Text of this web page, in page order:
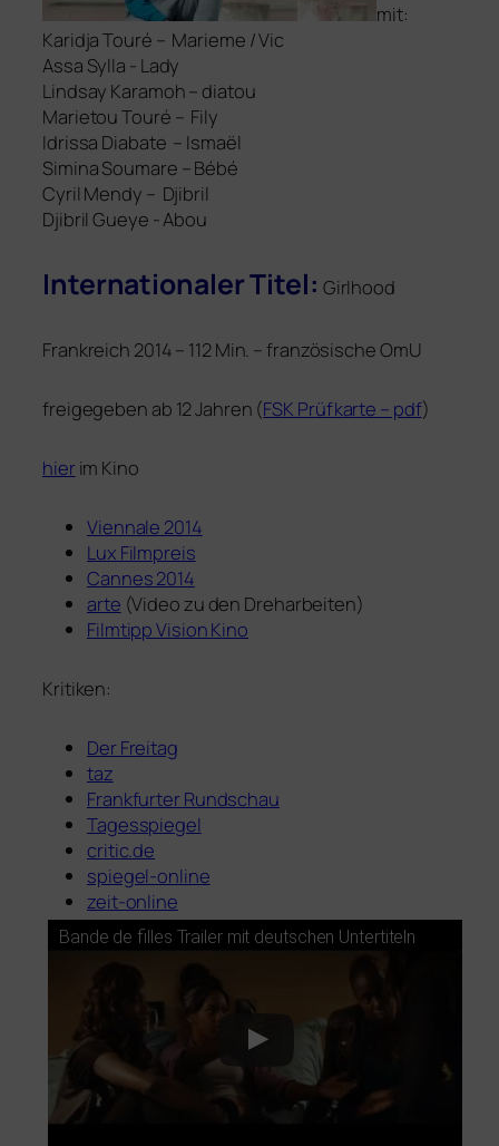
mit:
Karidja Touré – Marieme / Vic
Assa Sylla - Lady
Lindsay Karamoh – dia­tou
Marietou Touré – Fily
Idrissa Diabate – Ismaël
Simina Soumare –Bébé
Cyril Mendy – Djibril
Djibril Gueye - Abou
Internationaler Titel: Girlhood
Frankreich 2014 – 112 Min. – fran­zö­si­sche OmU
frei­ge­ge­ben ab 12 Jahren (FSK Prüfkarte – pdf)
hier im Kino
Viennale 2014
Lux Filmpreis
Cannes 2014
arte (Video zu den Dreharbeiten)
Filmtipp Vision Kino
Kritiken:
Der Freitag
taz
Frankfurter Rundschau
Tagesspiegel
critic.de
spie­gel-online
zeit-online
Bande de fil­les Trailer mit deut­schen Untertiteln